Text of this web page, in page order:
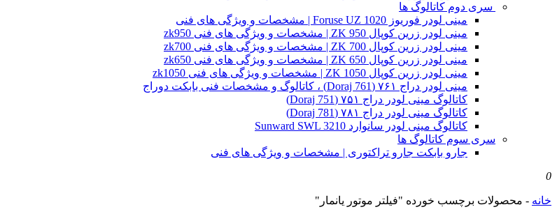
سری دوم کاتالوگ ها
مینی لودر فوریوز Foruse UZ 1020 | مشخصات و ویژگی های فنی
مینی لودر زرین کوپال ZK 950 | مشخصات و ویژگی های فنی zk950
مینی لودر زرین کوپال ZK 700 | مشخصات و ویژگی های فنی zk700
مینی لودر زرین کوپال ZK 650 | مشخصات و ویژگی های فنی zk650
مینی لودر زرین کوپال ZK 1050 | مشخصات و ویژگی های فنی zk1050
مینی لودر دراج ۷۶۱ (Doraj 761) ، کاتالوگ و مشخصات فنی بابکت دوراج
کاتالوگ مینی لودر دراج ۷۵۱ (Doraj 751)
کاتالوگ مینی لودر دراج ۷۸۱ (Doraj 781)
کاتالوگ مینی لودر سانوارد Sunward SWL 3210
سری سوم کاتالوگ ها
جارو بابکت جارو تراکتوری | مشخصات و ویژگی های فنی
0
خانه - محصولات برچسب خورده "فیلتر موتور یانمار"